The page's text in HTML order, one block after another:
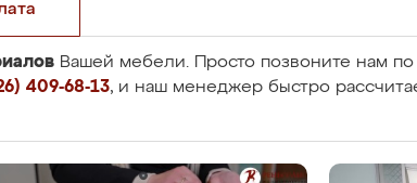
Вашей мебели. Просто позвоните нам
409-68-13, и наш менеджер быстро